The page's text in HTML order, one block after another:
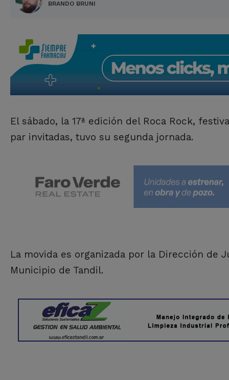
BRANDO BRUNI
El sábado, la 17ª edición del Roca Rock,
par invitadas, tuvo su segunda jornada.
La movida es organizada por la Dirección de
Municipio de Tandil.